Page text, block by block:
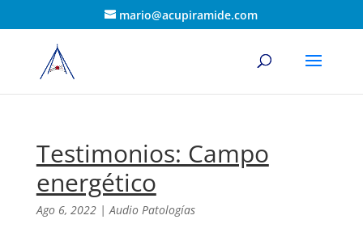
mario@acupiramide.com
Testimonios: Campo
energético
Ago 6, 2022|Audio Patologías